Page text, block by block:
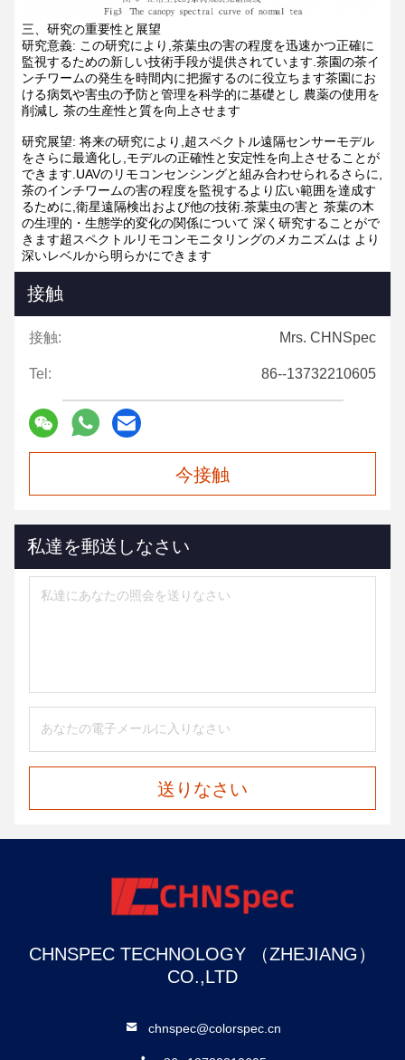
三、研究の重要性と展望
研究意義: この研究により,茶葉虫の害の程度を迅速かつ正確に
監視するための新しい技術手段が提供されています.茶園の茶イ
ンチワームの発生を時間内に把握するのに役立ちます茶園にお
ける病気や害虫の予防と管理を科学的に基礎とし 農薬の使用を
削減し 茶の生産性と質を向上させます
研究展望: 将来の研究により,超スペクトル遠隔センサーモデル
をさらに最適化し,モデルの正確性と安定性を向上させることが
できます.UAVのリモコンセンシングと組み合わせられるさらに,
茶のインチワームの害の程度を監視するより広い範囲を達成す
るために,衛星遠隔検出および他の技術.茶葉虫の害と 茶葉の木
の生理的・生態学的変化の関係について 深く研究することがで
きます超スペクトルリモコンモニタリングのメカニズムは より
深いレベルから明らかにできます
接触
接触: Mrs. CHNSpec
Tel: 86--13732210605
今接触
私達を郵送しなさい
送りなさい
CHNSPEC TECHNOLOGY （ZHEJIANG）
CO.,LTD
chnspec@colorspec.cn